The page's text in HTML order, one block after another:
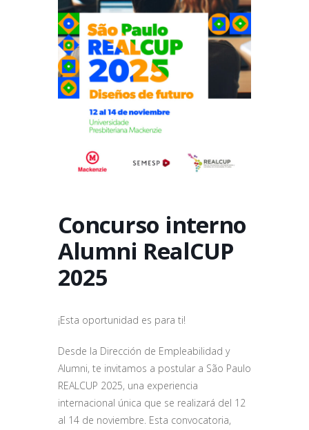
Concurso interno
Alumni RealCUP
2025
¡Esta oportunidad es para ti!
Desde la Dirección de Empleabilidad y
Alumni, te invitamos a postular a São Paulo
REALCUP 2025, una experiencia
internacional única que se realizará del 12
al 14 de noviembre. Esta convocatoria,